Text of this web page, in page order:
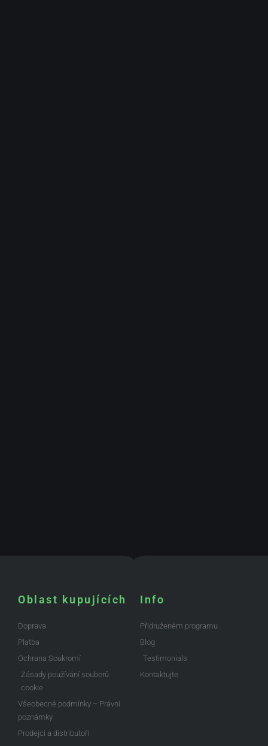
Oblast kupujících
Doprava
Platba
Ochrana Soukromí
Zásady používání souborů
cookie
Všeobecné podmínky – Právní
poznámky
Prodejci a distributoři
Info
Přidruženém programu
Blog
Testimonials
Kontaktujte